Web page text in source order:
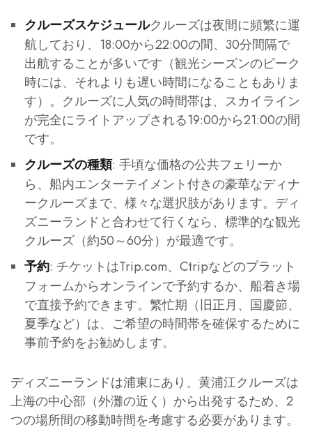
クルーズスケジュールクルーズは夜間に頻繁に運
航しており、18:00から22:00の間、30分間隔で
出航することが多いです（観光シーズンのピーク
時には、それよりも遅い時間になることもありま
す）。クルーズに人気の時間帯は、スカイライン
が完全にライトアップされる19:00から21:00の間
です。
クルーズの種類: 手頃な価格の公共フェリーか
ら、船内エンターテイメント付きの豪華なディナ
ークルーズまで、様々な選択肢があります。ディ
ズニーランドと合わせて行くなら、標準的な観光
クルーズ（約50～60分）が最適です。
予約: チケットはTrip.com、Ctripなどのプラット
フォームからオンラインで予約するか、船着き場
で直接予約できます。繁忙期（旧正月、国慶節、
夏季など）は、ご希望の時間帯を確保するために
事前予約をお勧めします。
ディズニーランドは浦東にあり、黄浦江クルーズは
上海の中心部（外灘の近く）から出発するため、2
つの場所間の移動時間を考慮する必要があります。